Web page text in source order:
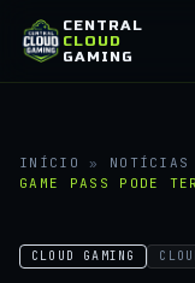
CENTRAL
CLOUD
GAMING
INÍCIO » NOTÍCIAS
GAME PASS PODE
CLOUD GAMING